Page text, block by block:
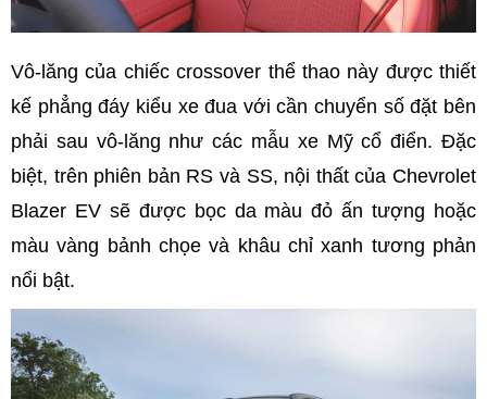
Vô-lăng của chiếc crossover thể thao này được thiết
kế phẳng đáy kiểu xe đua với cần chuyển số đặt bên
phải sau vô-lăng như các mẫu xe Mỹ cổ điển. Đặc
biệt, trên phiên bản RS và SS, nội thất của Chevrolet
Blazer EV sẽ được bọc da màu đỏ ấn tượng hoặc
màu vàng bảnh chọe và khâu chỉ xanh tương phản
nổi bật.